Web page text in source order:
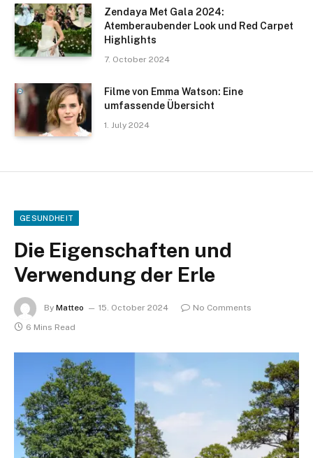
Zendaya Met Gala 2024:
Atemberaubender Look und Red Carpet
Highlights
7. October 2024
Filme von Emma Watson: Eine
umfassende Übersicht
1. July 2024
GESUNDHEIT
Die Eigenschaften und
Verwendung der Erle
By Matteo 15. October 2024
No Comments
6 Mins Read